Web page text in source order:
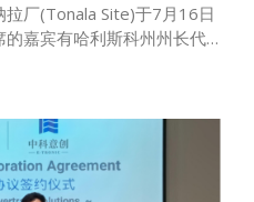
厂(Tonala Site)于7月16日
嘉宾有哈利斯科州州长代
、托纳拉市市长
部长Alfonso Olvera以及
行，展现公司的战略愿景